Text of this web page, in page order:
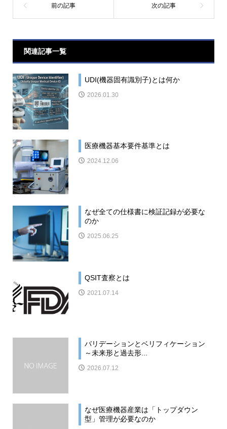
関連記事一覧
UDI(機器固有識別子)とは何か
2026.01.30
医療機器基本要件基準とは
2024.12.06
なぜ全ての仕様書に検証記録が必要な
のか
2025.06.25
QSIT査察とは
2021.07.14
バリデーションとベリフィケーション
～未来形と過去形...
2026.07.12
なぜ医療機器産業は「トップダウン
型」管理が必要なのか